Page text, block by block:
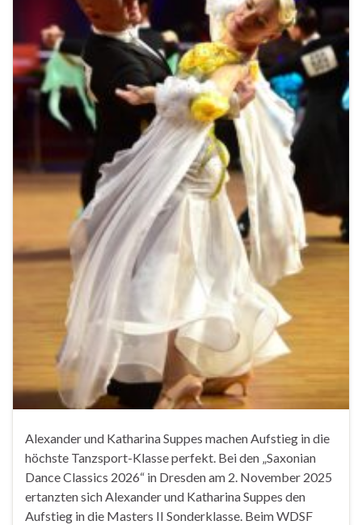
Alexander und Katharina Suppes machen Aufstieg in die
höchste Tanzsport-Klasse perfekt. Bei den „Saxonian
Dance Classics 2026“ in Dresden am 2. November 2025
ertanzten sich Alexander und Katharina Suppes den
Aufstieg in die Masters II Sonderklasse. Beim WDSF